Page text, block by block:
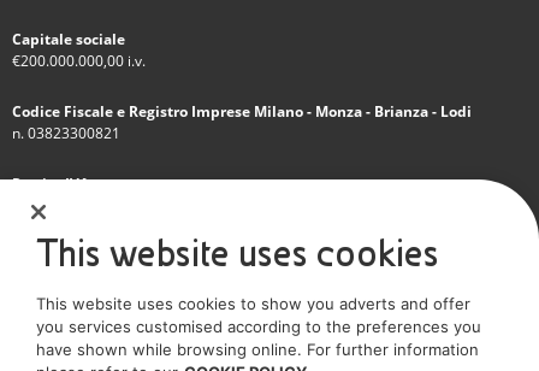
Capitale sociale
€200.000.000,00 i.v.
Codice Fiscale e Registro Imprese Milano - Monza - Brianza - Lodi
n. 03823300821
Partita IVA
IT 01768800748 - R.E.A. Milano n.1351279
Società soggetta all'attività di direzione e coordinamento dell'Eni S.p.A.
Società con unico socio
SOCIAL MEDIA
This website uses cookies
This website uses cookies to show you adverts and offer
you services customised according to the preferences you
have shown while browsing online. For further information